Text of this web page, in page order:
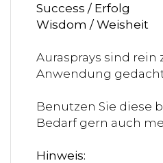
Success / Erfolg
Wisdom / Weisheit
Aurasprays sind rein
Anwendung
Benutzen Sie diese
Bedarf gern auch
Hinweis: